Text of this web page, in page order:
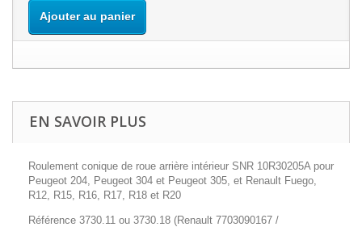
Ajouter au panier
EN SAVOIR PLUS
Roulement conique de roue arrière intérieur SNR 10R30205A pour
Peugeot 204, Peugeot 304 et Peugeot 305, et Renault Fuego,
R12, R15, R16, R17, R18 et R20
Référence 3730.11 ou 3730.18 (Renault 7703090167 /